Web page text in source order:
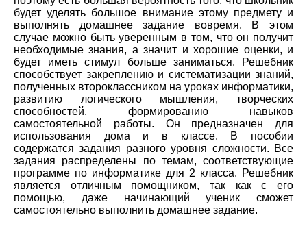
будет уделять большое внимание этому предмету и
выполнять домашнее задание вовремя. В этом
случае можно быть уверенным в том, что он получит
необходимые знания, а значит и хорошие оценки, и
будет иметь стимул больше заниматься. Решебник
способствует закреплению и систематизации знаний,
полученных второклассником на уроках информатики,
развитию логического мышления, творческих
способностей, формированию навыков
самостоятельной работы. Он предназначен для
использования дома и в классе. В пособии
содержатся задания разного уровня сложности. Все
задания распределены по темам, соответствующие
программе по информатике для 2 класса. Решебник
является отличным помощником, так как с его
помощью, даже начинающий ученик сможет
самостоятельно выполнить домашнее задание.